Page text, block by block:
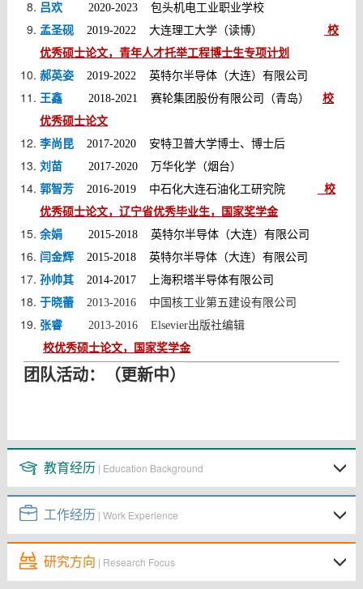
吕欢
2020-2023 包头机电工业职业学校
孟圣砚 2019-2022 大连理工大学（读博）
校
优秀硕士论文，青年人才托举工程博士生专项计划
郝英姿 2019-2022 英特尔半导体（大连）有限公司
王鑫
2018-2021 赛轮集团股份有限公司（青岛） 校
优秀硕士论文
李尚昆 2017-2020 安特卫普大学博士、博士后
刘苗
2017-2020 万华化学（烟台）
郭智芳 2016-2019 中石化大连石油化工研究院
校
优秀硕士论文，辽宁省优秀毕业生， 国家奖学金
余娟
2015-2018 英特尔半导体（大连）有限公司
闫金辉
2015-2018 英特尔半导体（大连）有限公司
孙帅其
2014-2017 上海积塔半导体有限公司
于晓蕾 2013-2016 中国核工业第五建设有限公司
张睿
2013-2016 Elsevier出版社编辑
校优秀硕士论文， 国家奖学金
团队活动：（更新中）
教育经历 | Education Background
工作经历 | Work Experience
研究方向 | Research Focus